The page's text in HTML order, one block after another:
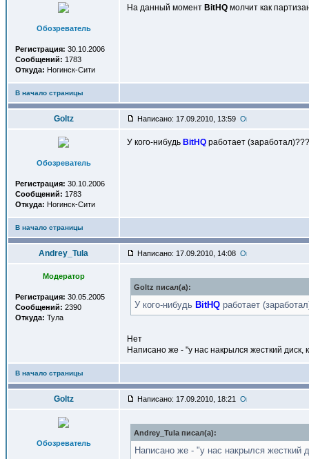
Обозреватель
Регистрация: 30.10.2006
Сообщений: 1783
Откуда: Ногинск-Сити
На данный момент BitHQ молчит как
В начало страницы
Goltz Написано: 17.09.2010, 13:59
Обозреватель
Регистрация: 30.10.2006
Сообщений: 1783
Откуда: Ногинск-Сити
У кого-нибудь BitHQ работает (заработал)???
В начало страницы
Andrey_Tula Написано: 17.09.2010, 14:08
Модератор
Регистрация: 30.05.2005
Сообщений: 2390
Откуда: Тула
Goltz писал(a):
У кого-нибудь BitHQ работает
Нет
Написано же - "у нас накрылся жесткий диск,
В начало страницы
Goltz Написано: 17.09.2010, 18:21
Обозреватель
Andrey_Tula писал(a):
Написано же - "у нас накрылся жесткий